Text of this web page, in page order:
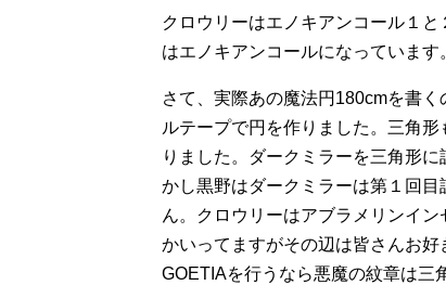
クロウリーはエノキアンコール１
はエノキアンコールになっています
さて、実際あの魔法円180cmを書
ルテープで円を作りました。三角
りました。ダークミラーを三角形
かし黒野はダークミラーは第１回
ん。クロウリーはアブラメリンイ
かいってますがその辺は皆さんお
GOETIAを行うなら悪魔の紋章は三